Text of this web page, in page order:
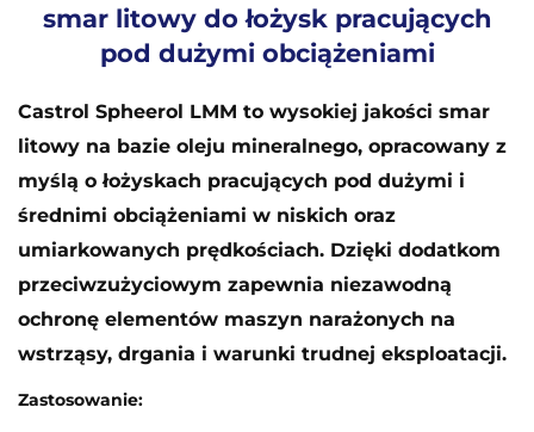
smar litowy do łożysk pracujących
pod dużymi obciążeniami
Castrol Spheerol LMM to wysokiej jakości smar
litowy na bazie oleju mineralnego, opracowany z
myślą o łożyskach pracujących pod dużymi i
średnimi obciążeniami w niskich oraz
umiarkowanych prędkościach. Dzięki dodatkom
przeciwzużyciowym zapewnia niezawodną
ochronę elementów maszyn narażonych na
wstrząsy, drgania i warunki trudnej eksploatacji.
Zastosowanie: